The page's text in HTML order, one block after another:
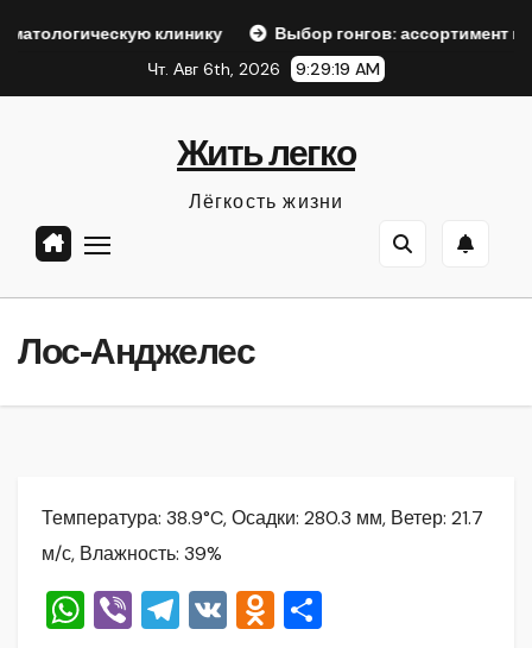
клинику
Выбор гонгов: ассортимент и
Чт. Авг 6th, 2026
9:29:20 AM
Жить легко
Лёгкость жизни
Лос-Анджелес
Температура: 38.9°C, Осадки: 280.3 мм, Ветер: 21.7
м/с, Влажность: 39%
W Vi T V O